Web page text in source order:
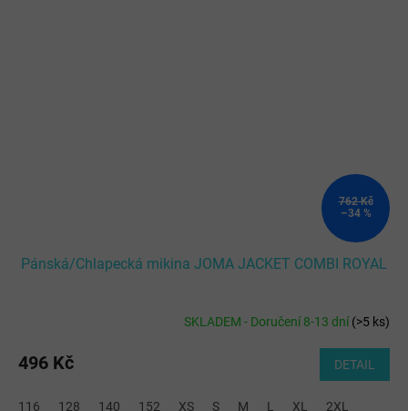
762 Kč
–34 %
Pánská/Chlapecká mikina JOMA JACKET COMBI ROYAL
SKLADEM - Doručení 8-13 dní(>5 ks)
496 Kč DETAIL
116 128 140 152 XS S M L XL 2XL